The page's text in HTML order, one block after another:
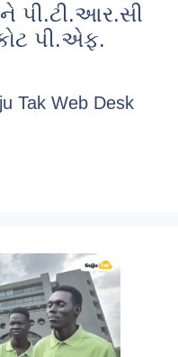
પી.ટી.આર.સી
પી.એફ.
Tak Web Desk